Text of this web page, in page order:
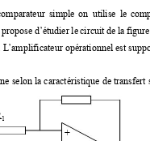
simple on utilise le
propose d’étudier le circuit de la
L’amplificateur opérationnel est
selon la caractéristique de
1
+